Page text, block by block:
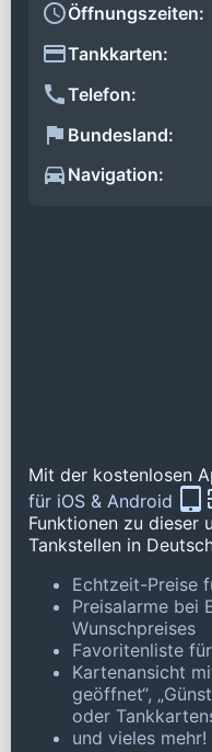
Öffnungszeiten:
Tankkarten:
Telefon:
Bundesland:
Navigation:
Mit der kostenlosen
für iOS & Android
Funktionen zu dieser
Tankstellen in
Echtzeit-Preise
Preisalarme bei
Wunschpreises
Favoritenliste
Kartenansicht
geöffnet“,
oder
und vieles mehr!